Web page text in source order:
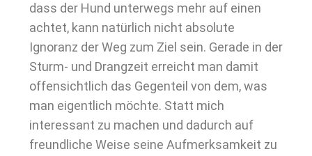
dass der Hund unterwegs mehr auf einen
achtet, kann natürlich nicht absolute
Ignoranz der Weg zum Ziel sein. Gerade in der
Sturm- und Drangzeit erreicht man damit
offensichtlich das Gegenteil von dem, was
man eigentlich möchte. Statt mich
interessant zu machen und dadurch auf
freundliche Weise seine Aufmerksamkeit zu